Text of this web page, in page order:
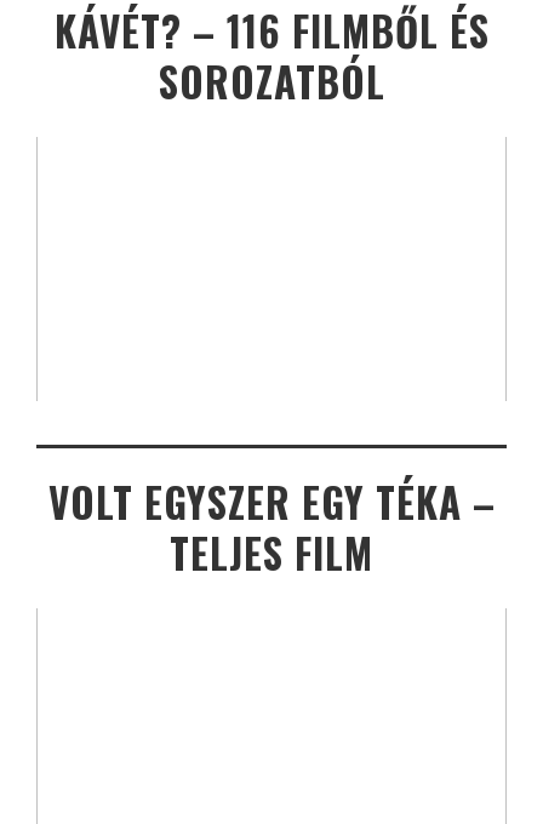
KÁVÉT? – 116 FILMBŐL ÉS
SOROZATBÓL
VOLT EGYSZER EGY TÉKA –
TELJES FILM